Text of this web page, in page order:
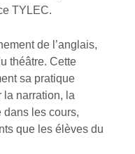
TYLEC.
de l’anglais,
théâtre. Cette
sa pratique
la narration, la
dans les cours,
que les élèves du